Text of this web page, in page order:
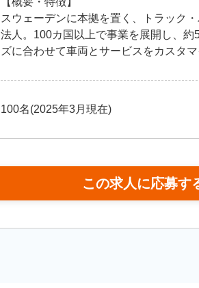
スウェーデンに本拠を置く、トラック
法人。100カ国以上で事業を展開し、
ズに合わせて車両とサービスをカスタ
100名(2025年3月現在)
この求人に応募す